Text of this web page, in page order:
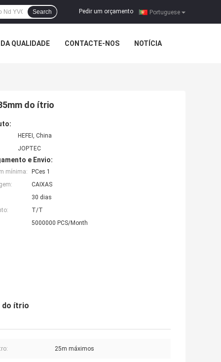
Portuguese
Pedir um orçamento |
Search
QUALIDADE CONTACTE-NOS NOTÍCIA
do ítrio
HEFEI, China
JOPTEC
e Envio:
mínima:
PCes 1
CAIXAS
30 dias
T/T
5000000 PCS/Month
do ítrio
25m máximos